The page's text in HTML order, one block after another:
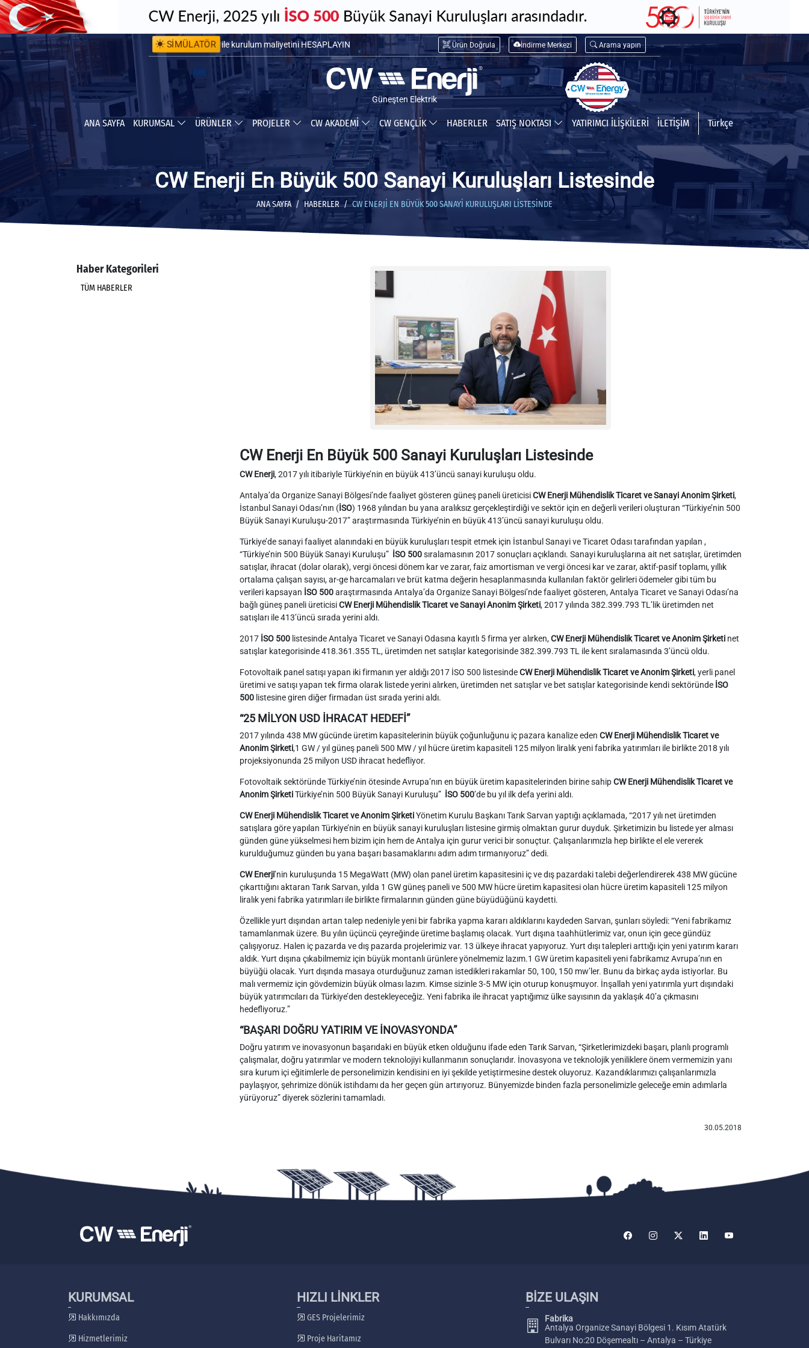
SİMÜLATÖR
ile kurulum maliyetini HESAPLAYIN
ile yapabileceğiniz tasarrufu HESAPLAYIN
Ürün Doğrula İndirme Merkezi Arama yapın
Güneşten Elektrik
ANA SAYFA KURUMSAL ÜRÜNLER PROJELER CW AKADEMİ CW GENÇLİK HABERLER SATIŞ NOKTASI YATIRIMCI İLİŞKİLERİ İLETİŞİM Türkçe
CW Enerji En Büyük 500 Sanayi Kuruluşları Listesinde
ANA SAYFA HABERLER CW ENERJI EN BÜYÜK 500 SANAYI KURULUŞLARI LISTESINDE
Haber Kategorileri
TÜM HABERLER
CW Enerji En Büyük 500 Sanayi Kuruluşları Listesinde
CW Enerji, 2017 yılı itibariyle Türkiye’nin en büyük 413’üncü sanayi kuruluşu oldu.
Antalya’da Organize Sanayi Bölgesi’nde faaliyet gösteren güneş paneli üreticisiCW Enerji Mühendislik Ticaret ve Sanayi Anonim Şirketi,
İstanbul Sanayi Odası’nın (İSO) 1968 yılından bu yana aralıksız gerçekleştirdiği ve sektör için en değerli verileri oluşturan “Türkiye’nin 500
Büyük Sanayi Kuruluşu-2017” araştırmasında Türkiye’nin en büyük 413’üncü sanayi kuruluşu oldu.
Türkiye’de sanayi faaliyet alanındaki en büyük kuruluşları tespit etmek için İstanbul Sanayi ve Ticaret Odası tarafından yapılan ,
“Türkiye’nin 500 Büyük Sanayi Kuruluşu” İSO 500sıralamasının 2017 sonuçları açıklandı. Sanayi kuruluşlarına ait net satışlar, üretimden
satışlar, ihracat (dolar olarak), vergi öncesi dönem kar ve zarar, faiz amortisman ve vergi öncesi kar ve zarar, aktif-pasif toplamı, yıllık
ortalama çalışan sayısı, ar-ge harcamaları ve brüt katma değerin hesaplanmasında kullanılan faktör gelirleri ödemeler gibi tüm bu
verileri kapsayan İSO 500araştırmasında Antalya’da Organize Sanayi Bölgesi’nde faaliyet gösteren, Antalya Ticaret ve Sanayi Odası’na
bağlı güneş paneli üreticisiCW Enerji Mühendislik Ticaret ve Sanayi Anonim Şirketi, 2017 yılında 382.399.793 TL’lik üretimden net
satışları ile 413’üncü sırada yerini aldı.
2017İSO 500listesinde Antalya Ticaret ve Sanayi Odasına kayıtlı 5 firma yer alırken,CW Enerji Mühendislik Ticaret ve Anonim Şirketinet
satışlar kategorisinde 418.361.355 TL, üretimden net satışlar kategorisinde 382.399.793 TL ile kent sıralamasında 3’üncü oldu.
Fotovoltaik panel satışı yapan iki firmanın yer aldığı 2017 İSO 500 listesindeCW Enerji Mühendislik Ticaret ve Anonim Şirketi, yerli panel
üretimi ve satışı yapan tek firma olarak listede yerini alırken, üretimden net satışlar ve bet satışlar kategorisinde kendi sektöründe İSO
500listesine giren diğer firmadan üst sırada yerini aldı.
“25 MİLYON USD İHRACAT HEDEFİ”
2017 yılında 438 MW gücünde üretim kapasitelerinin büyük çoğunluğunu iç pazara kanalize eden CW Enerji Mühendislik Ticaret ve
Anonim Şirketi,1 GW / yıl güneş paneli 500 MW / yıl hücre üretim kapasiteli 125 milyon liralık yeni fabrika yatırımları ile birlikte 2018 yılı
projeksiyonunda 25 milyon USD ihracat hedefliyor.
Fotovoltaik sektöründe Türkiye’nin ötesinde Avrupa’nın en büyük üretim kapasitelerinden birine sahipCW Enerji Mühendislik Ticaret ve
Anonim ŞirketiTürkiye’nin 500 Büyük Sanayi Kuruluşu” İSO 500’de bu yıl ilk defa yerini aldı.
CW Enerji Mühendislik Ticaret ve Anonim ŞirketiYönetim Kurulu Başkanı Tarık Sarvan yaptığı açıklamada, “2017 yılı net üretimden
satışlara göre yapılan Türkiye’nin en büyük sanayi kuruluşları listesine girmiş olmaktan gurur duyduk. Şirketimizin bu listede yer alması
günden güne yükselmesi hem bizim için hem de Antalya için gurur verici bir sonuçtur. Çalışanlarımızla hep birlikte el ele vererek
kurulduğumuz günden bu yana başarı basamaklarını adım adım tırmanıyoruz” dedi.
CW Enerji’nin kuruluşunda 15 MegaWatt (MW) olan panel üretim kapasitesini iç ve dış pazardaki talebi değerlendirerek 438 MW gücüne
çıkarttığını aktaran Tarık Sarvan, yılda 1 GW güneş paneli ve 500 MW hücre üretim kapasitesi olan hücre üretim kapasiteli 125 milyon
liralık yeni fabrika yatırımları ile birlikte firmalarının günden güne büyüdüğünü kaydetti.
Özellikle yurt dışından artan talep nedeniyle yeni bir fabrika yapma kararı aldıklarını kaydeden Sarvan, şunları söyledi: “Yeni fabrikamız
tamamlanmak üzere. Bu yılın üçüncü çeyreğinde üretime başlamış olacak. Yurt dışına taahhütlerimiz var, onun için gece gündüz
çalışıyoruz. Halen iç pazarda ve dış pazarda projelerimiz var. 13 ülkeye ihracat yapıyoruz. Yurt dışı talepleri arttığı için yeni yatırım kararı
aldık. Yurt dışına çıkabilmemiz için büyük montanlı ürünlere yönelmemiz lazım.1 GW üretim kapasiteli yeni fabrikamız Avrupa’nın en
büyüğü olacak. Yurt dışında masaya oturduğunuz zaman istedikleri rakamlar 50, 100, 150 mw’ler. Bunu da birkaç ayda istiyorlar. Bu
malı vermemiz için gövdemizin büyük olması lazım. Kimse sizinle 3-5 MW için oturup konuşmuyor. İnşallah yeni yatırımla yurt dışındaki
büyük yatırımcıları da Türkiye’den destekleyeceğiz. Yeni fabrika ile ihracat yaptığımız ülke sayısının da yaklaşık 40’a çıkmasını
hedefliyoruz.”
“BAŞARI DOĞRU YATIRIM VE İNOVASYONDA”
Doğru yatırım ve inovasyonun başarıdaki en büyük etken olduğunu ifade eden Tarık Sarvan, “Şirketlerimizdeki başarı, planlı programlı
çalışmalar, doğru yatırımlar ve modern teknolojiyi kullanmanın sonuçlarıdır. İnovasyona ve teknolojik yeniliklere önem vermemizin yanı
sıra kurum içi eğitimlerle de personelimizin kendisini en iyi şekilde yetiştirmesine destek oluyoruz. Kazandıklarımızı çalışanlarımızla
paylaşıyor, şehrimize dönük istihdamı da her geçen gün artırıyoruz. Bünyemizde binden fazla personelimizle geleceğe emin adımlarla
yürüyoruz” diyerek sözlerini tamamladı.
30.05.2018
KURUMSAL
Hakkımızda
Hizmetlerimiz
HIZLI LİNKLER
GES Projelerimiz
Proje Haritamız
BİZE ULAŞIN
Fabrika
Antalya Organize Sanayi Bölgesi 1. Kısım Atatürk
Bulvarı No:20 Döşemealtı – Antalya – Türkiye